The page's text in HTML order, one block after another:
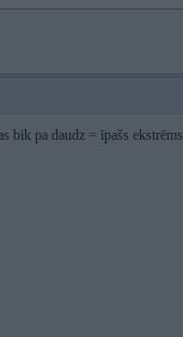
bik pa daudz = īpašs ekstrēms